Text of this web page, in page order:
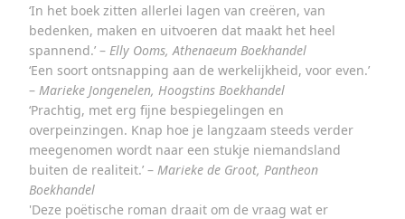
‘In het boek zitten allerlei lagen van creëren, van
bedenken, maken en uitvoeren dat maakt het heel
spannend.’ – Elly Ooms, Athenaeum Boekhandel
‘Een soort ontsnapping aan de werkelijkheid, voor even.’
– Marieke Jongenelen, Hoogstins Boekhandel
‘Prachtig, met erg fijne bespiegelingen en
overpeinzingen. Knap hoe je langzaam steeds verder
meegenomen wordt naar een stukje niemandsland
buiten de realiteit.’ – Marieke de Groot, Pantheon
Boekhandel
'Deze poëtische roman draait om de vraag wat er